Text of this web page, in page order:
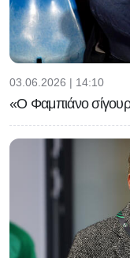
03.06.2026 | 14:10
«Ο Φαμπιάνο